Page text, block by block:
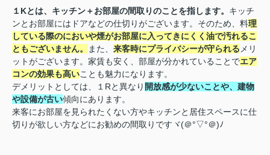
１Kとは、キッチン＋お部屋の間取りのことを指します。 キッチ
ンとお部屋にはドアなどの仕切りがございます。そのため、料理
している際のにおいや煙がお部屋に入ってきにくく油で汚れるこ
ともございません。
また、 来客時にプライバシーが守られるメリ
ットがございます。家賃も安く、部屋が分かれていることでエア
コンの効果も高いことも魅力になります。
デメリットとしては、１Rと異なり 開放感が少ないことや、建物
や設備が古い傾向にあります。
来客にお部屋を見られたくない方やキッチンと居住スペースに仕
切りが欲しい方などにお勧めの間取りですヾ(＠°▽°＠)ﾉ